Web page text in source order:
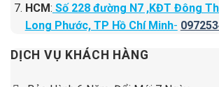
HCM: Số 228 đường N7 ,KĐT Đông
Long Phước, TP Hồ Chí Minh-
DỊCH VỤ KHÁCH HÀNG